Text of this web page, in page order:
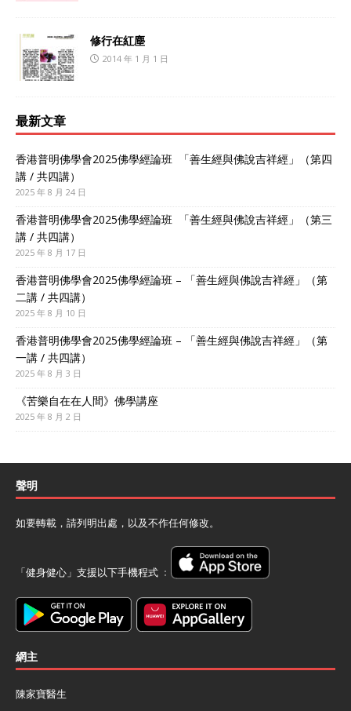
修行在紅塵
2014 年 1 月 1 日
最新文章
香港普明佛學會2025佛學經論班 「善生經與佛說吉祥經」（第四
講 / 共四講）
2025 年 8 月 24 日
香港普明佛學會2025佛學經論班 「善生經與佛說吉祥經」（第三
講 / 共四講）
2025 年 8 月 17 日
香港普明佛學會2025佛學經論班 – 「善生經與佛說吉祥經」（第
二講 / 共四講）
2025 年 8 月 10 日
香港普明佛學會2025佛學經論班 – 「善生經與佛說吉祥經」（第
一講 / 共四講）
2025 年 8 月 3 日
《苦樂自在在人間》佛學講座
2025 年 8 月 2 日
聲明
如要轉載，請列明出處，以及不作任何修改。
「健身健心」支援以下手機程式 ﹕
網主
陳家寶醫生